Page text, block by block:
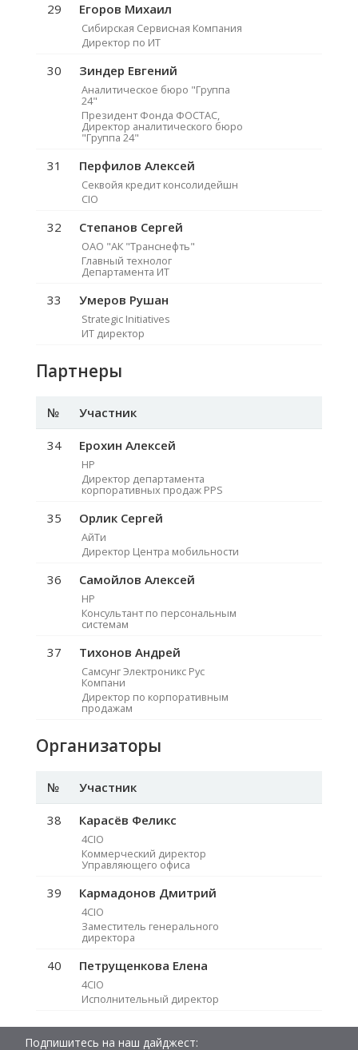
29 Егоров Михаил
Сибирская Сервисная Компания
Директор по ИТ
30 Зиндер Евгений
Аналитическое бюро "Группа
24"
Президент Фонда ФОСТАС,
Директор аналитического бюро
"Группа 24"
31 Перфилов Алексей
Секвойя кредит консолидейшн
CIO
32 Степанов Сергей
ОАО "АК "Транснефть"
Главный технолог
Департамента ИТ
33 Умеров Рушан
Strategic Initiatives
ИТ директор
Партнеры
№ Участник
34 Ерохин Алексей
HP
Директор департамента
корпоративных продаж PPS
35 Орлик Сергей
АйТи
Директор Центра мобильности
36 Самойлов Алексей
HP
Консультант по персональным
системам
37 Тихонов Андрей
Самсунг Электроникс Рус
Компани
Директор по корпоративным
продажам
Организаторы
№ Участник
38 Карасёв Феликс
4CIO
Коммерческий директор
Управляющего офиса
39 Кармадонов Дмитрий
4CIO
Заместитель генерального
директора
40 Петрущенкова Елена
4CIO
Исполнительный директор
Подпишитесь на наш дайджест: